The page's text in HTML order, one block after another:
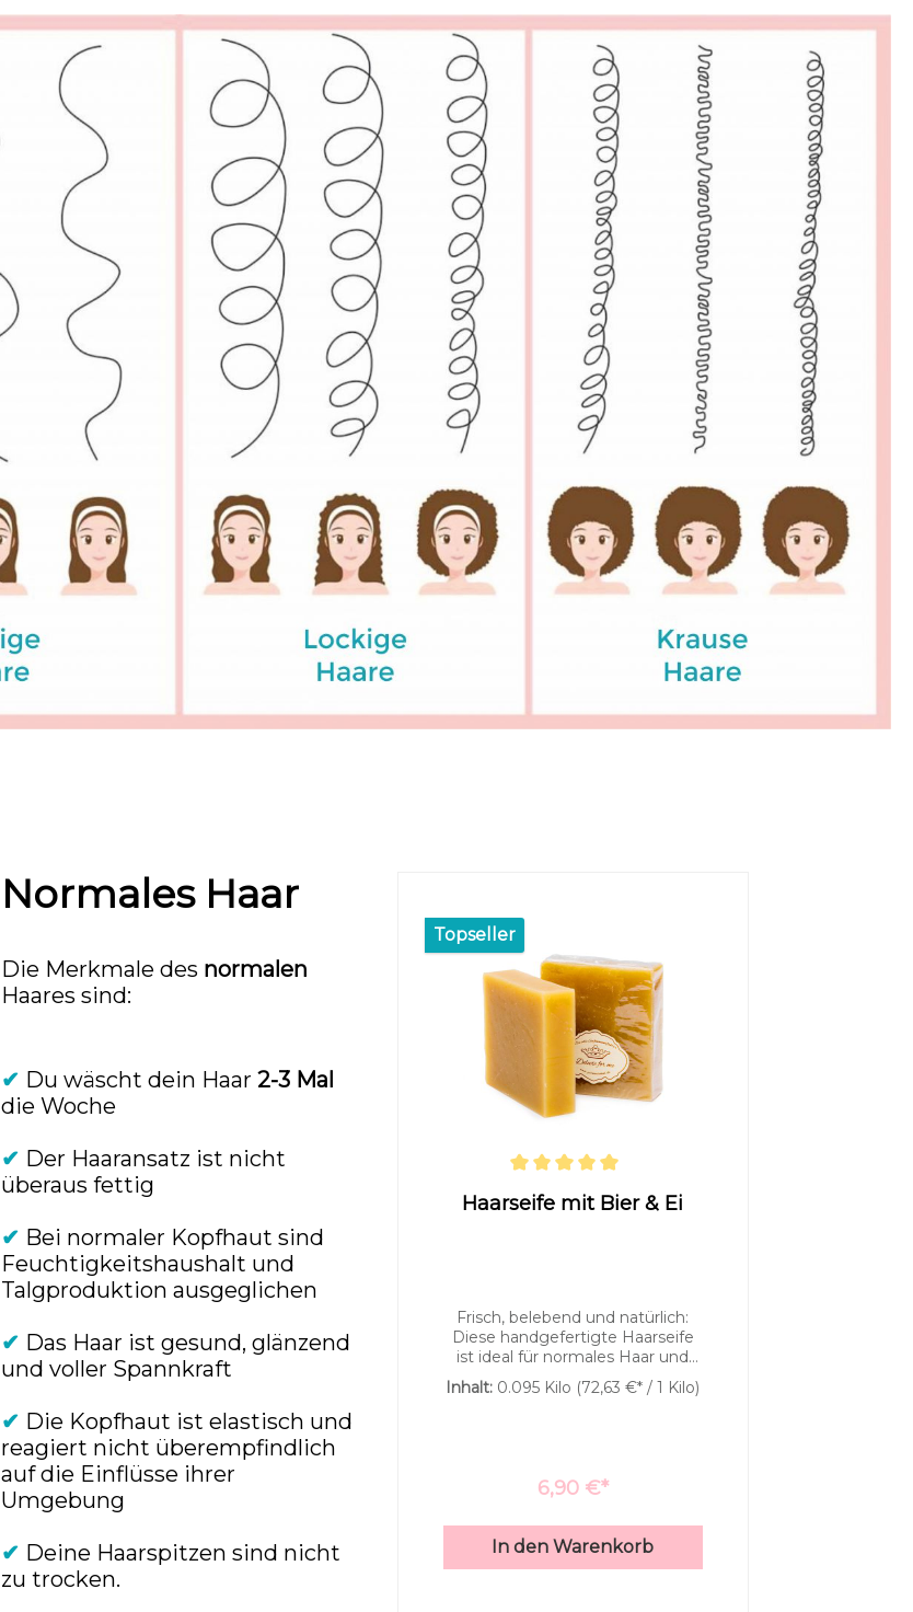
Normales Haar
Die Merkmale des normalen
Haares sind:
✔ Du wäscht dein Haar2-3 Mal
die Woche
✔ Der Haaransatz ist nicht
überaus fettig
✔ Bei normaler Kopfhaut sind
Feuchtigkeitshaushalt und
Talgproduktion ausgeglichen
✔ Das Haar ist gesund, glänzend
und voller Spannkraft
✔ Die Kopfhaut ist elastisch und
reagiert nicht überempfindlich
auf die Einflüsse ihrer
Umgebung
✔ Deine Haarspitzen sind nicht
zu trocken.
Topseller
Haarseife mit Bier & Ei
Frisch, belebend und natürlich:
Diese handgefertigte Haarseife
ist ideal für normales Haar und
bringt mit ihrem Duft aus
Pfefferminz, Rosmarin und
Haarpflege‑Routine. Ein Duft, der
sofort an Kräutergärten, Frische
Rezeptur kombiniert
ausgewählte Pflanzenöle, die das
Haar angenehm geschmeidig
Inhalt: 0.095 Kilo (72,63 €* / 1 Kilo)
6,90 €*
In den Warenkorb
Niedrige Sättigung Hohe Sättigung
stoppen